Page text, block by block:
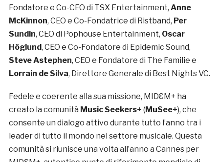
Fondatore e Co-CEO di TSX Entertainment, Anne
McKinnon, CEO e Co-Fondatrice di Ristband, Per
Sundin, CEO di Pophouse Entertainment, Oscar
Höglund, CEO e Co-Fondatore di Epidemic Sound,
Steve Astephen, CEO e Fondatore di The Familie e
Lorrain de Silva, Direttore Generale di Best Nights VC.
Fedele e coerente alla sua missione, MIDƐM+ ha
creato la comunità Music Seekers+ (MuSee+), che
consente un dialogo attivo durante tutto l’anno tra i
leader di tutto il mondo nel settore musicale. Questa
comunità si riunisce una volta all’anno a Cannes per